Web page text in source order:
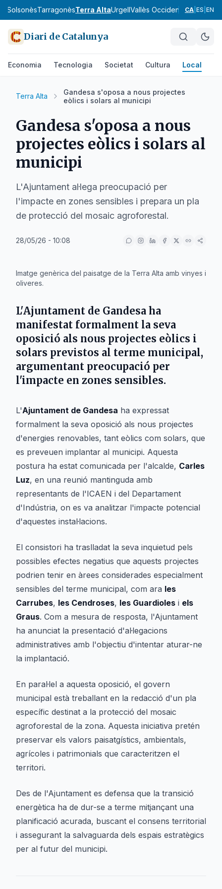
SolsonèsTarragonèsTerra AltaUrgellVallès OccidentalVallès
CA ES EN
Diari de Catalunya
Economia Tecnologia Societat Cultura Local
Terra Alta
Gandesa s'oposa a nous projectes
eòlics i solars al municipi
Gandesa s'oposa a nous
projectes eòlics i solars al
municipi
L'Ajuntament al·lega preocupació per
l'impacte en zones sensibles i prepara un pla
de protecció del mosaic agroforestal.
28/05/26 - 10:08
Imatge genèrica del paisatge de la Terra Alta amb vinyes i
oliveres.
L'Ajuntament de Gandesa ha
manifestat formalment la seva
oposició als nous projectes eòlics i
solars previstos al terme municipal,
argumentant preocupació per
l'impacte en zones sensibles.
L'Ajuntament de Gandesa ha expressat
formalment la seva oposició als nous projectes
d'energies renovables, tant eòlics com solars, que
es preveuen implantar al municipi. Aquesta
postura ha estat comunicada per l'alcalde, Carles
Luz, en una reunió mantinguda amb
representants de l'ICAEN i del Departament
d'Indústria, on es va analitzar l'impacte potencial
d'aquestes instal·lacions.
El consistori ha traslladat la seva inquietud pels
possibles efectes negatius que aquests projectes
podrien tenir en àrees considerades especialment
sensibles del terme municipal, com ara les
Carrubes, les Cendroses, les Guardioles i els
Graus. Com a mesura de resposta, l'Ajuntament
ha anunciat la presentació d'al·legacions
administratives amb l'objectiu d'intentar aturar-ne
la implantació.
En paral·lel a aquesta oposició, el govern
municipal està treballant en la redacció d'un pla
específic destinat a la protecció del mosaic
agroforestal de la zona. Aquesta iniciativa pretén
preservar els valors paisatgístics, ambientals,
agrícoles i patrimonials que caracteritzen el
territori.
Des de l'Ajuntament es defensa que la transició
energètica ha de dur-se a terme mitjançant una
planificació acurada, buscant el consens territorial
i assegurant la salvaguarda dels espais estratègics
per al futur del municipi.